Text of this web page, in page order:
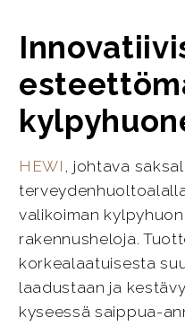
HEWI , johtava
valikoiman
rakennusheloja.
korkealaatuisesta
laadustaan ja
kyseessä saippua-